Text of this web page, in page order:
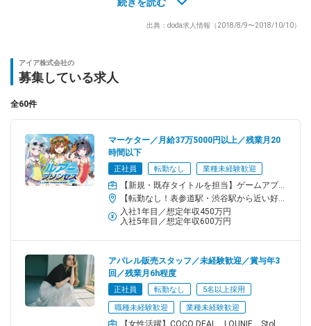
「商品の良さ」や「来シーズンのトレンド」を
「オシャレ」を発信してください。
★海外研修制度あり！
海外研修は入社３年目以上のスタッフを対象に
幅広いファッションに触れあえる地です。
≪気になるQ＆A≫
Q：キャリアモデルは？
A：スタッフ⇒サブ店長（チーフ）⇒店長⇒本社職です。
入社3～5年で店長になっている方が多いです。
地方で活躍し続けたい方には、
エリアSD（ショップディレクター）という道もあります。
Q：服の費用ってかかるの？
A：毎月約2万円分は社員割引で購入している社員が多いです！
出典：doda求人情報（2018/8/9〜2018/10/10）
アイア株式会社の
募集している求人
全60件
マーケター／月給37万5000円以上／残業月20
時間以下
正社員 転勤なし 業種未経験歓迎
【新規・既存タイトルを担当】ゲームアプリのマーケターとして自社タイトルの企画に関わっていただきます。
【転勤なし！表参道駅・渋谷駅から近い好立地】東京都渋谷区渋谷1-1-5 アイア本社ビル「表参道駅」徒歩7分／「渋谷駅」徒歩10分★受動喫煙対策あり
入社1年目／想定年収450万円
入社5年目／想定年収600万円
アパレル販売スタッフ／未経験歓迎／賞与年3
回／残業月6h程度
正社員 転勤なし
5名以上採用
職種未経験歓迎
業種未経験歓迎
【女性活躍】COCO DEAL、LOUNIE、Stola.、LILLIAN CARATの店舗スタッフ